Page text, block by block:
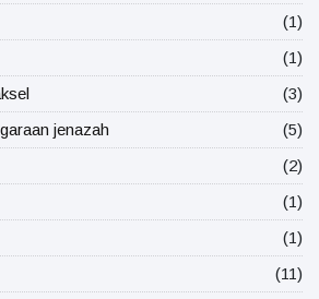
(1)
(1)
(3)
jenazah
(5)
(2)
(1)
(1)
(11)